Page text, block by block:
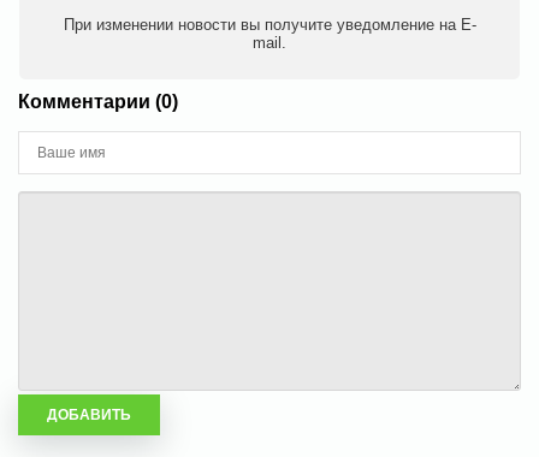
При изменении новости вы получите уведомление на E-
mail.
Комментарии (0)